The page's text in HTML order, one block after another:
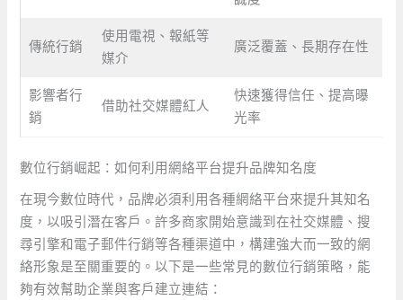
傳統行銷
使用電視、報紙等
媒介
廣泛覆蓋、長期存在性
影響者行
銷
借助社交媒體紅人
快速獲得信任、提高曝
光率
數位行銷崛起：如何利用網絡平台提升品牌知名度
在現今數位時代，品牌必須利用各種網絡平台來提升其知名
度，以吸引潛在客戶。許多商家開始意識到在社交媒體、搜
尋引擎和電子郵件行銷等各種渠道中，構建強大而一致的網
絡形象是至關重要的。以下是一些常見的數位行銷策略，能
夠有效幫助企業與客戶建立連結：